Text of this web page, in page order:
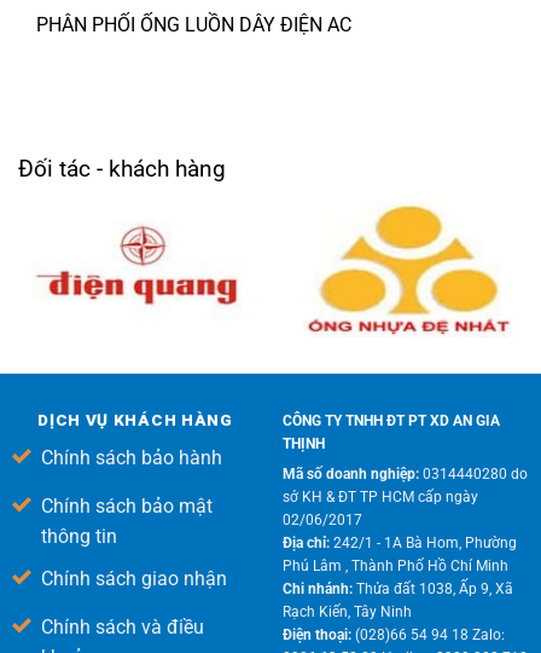
PHÂN PHỐI ỐNG LUỒN DÂY ĐIỆN AC
Đối tác - khách hàng
DỊCH VỤ KHÁCH HÀNG
Chính sách bảo hành
Chính sách bảo mật
thông tin
Chính sách giao nhận
Chính sách và điều
CÔNG TY TNHH ĐT PT XD AN GIA
THỊNH
Mã số doanh nghiệp:0314440280 do
sở KH & ĐT TP HCM cấp ngày
02/06/2017
Địa chỉ:242/1 - 1A Bà Hom, Phường
Phú Lâm , Thành Phố Hồ Chí Minh
Chi nhánh: Thửa đất 1038, Ấp 9, Xã
Rạch Kiến, Tây Ninh
Điện thoại:(028)66 54 94 18 Zalo: